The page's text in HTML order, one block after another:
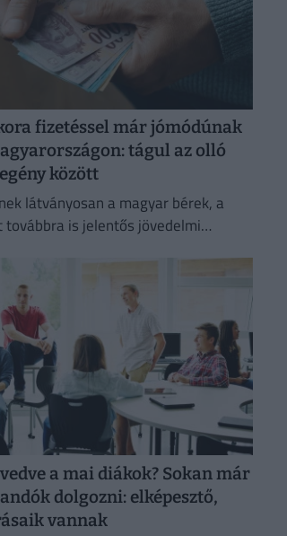
fizetéssel már jómódúnak
tágul az olló
között
látványosan a magyar bérek, a
továbbra is jelentős jövedelmi
a mai diákok? Sokan már
dolgozni: elképesztő,
vannak